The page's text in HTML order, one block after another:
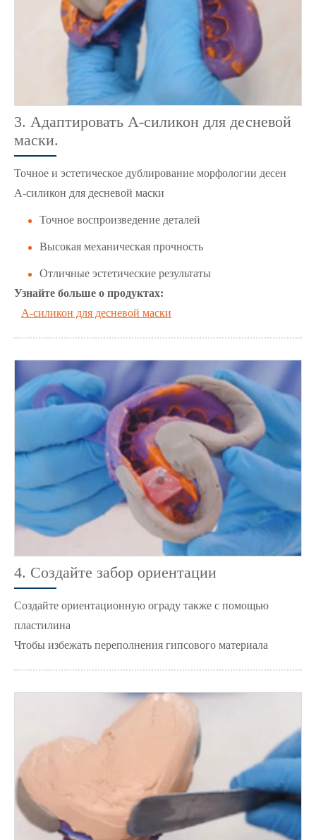
3. Адаптировать A-силикон для десневой
маски.
Точное и эстетическое дублирование морфологии десен
A-силикон для десневой маски
Точное воспроизведение деталей
Высокая механическая прочность
Отличные эстетические результаты
Узнайте больше о продуктах:
A-силикон для десневой маски
4. Создайте забор ориентации
Создайте ориентационную ограду также с помощью
пластилина
Чтобы избежать переполнения гипсового материала